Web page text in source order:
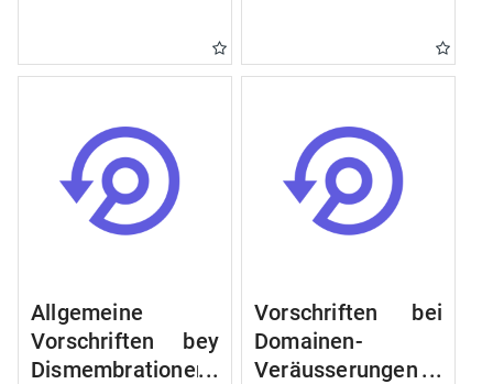
Allgemeine
Vorschriften bey
Dismembrationen
Vorschriften bei
Domainen-
Veräusserungen